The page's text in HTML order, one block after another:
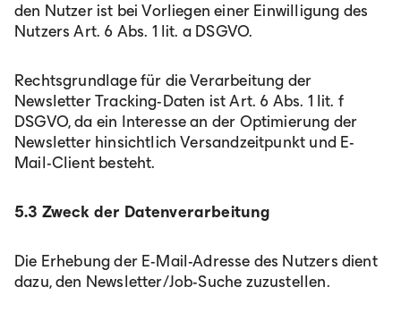
den Nutzer ist bei Vorliegen einer Einwilligung des
Nutzers Art. 6 Abs. 1 lit. a DSGVO.
Rechtsgrundlage für die Verarbeitung der
Newsletter Tracking-Daten ist Art. 6 Abs. 1 lit. f
DSGVO, da ein Interesse an der Optimierung der
Newsletter hinsichtlich Versandzeitpunkt und E-
Mail-Client besteht.
5.3 Zweck der Datenverarbeitung
Die Erhebung der E-Mail-Adresse des Nutzers dient
dazu, den Newsletter/Job-Suche zuzustellen.